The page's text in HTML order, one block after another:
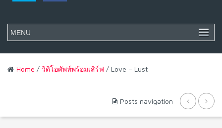
Home / วิดิโอศัพท์พร้อมเสิร์ฟ / Love – Lust
Posts navigation